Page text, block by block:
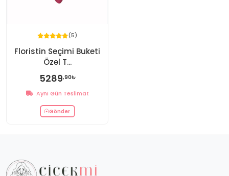
(5)
Floristin Seçimi Buketi
Özel T...
5289,90₺
Aynı Gün Teslimat
Gönder